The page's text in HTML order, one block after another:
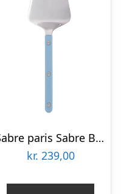
Sabre paris Sabre Bistrot Solid Kagespade, pastelblå
kr. 239,00